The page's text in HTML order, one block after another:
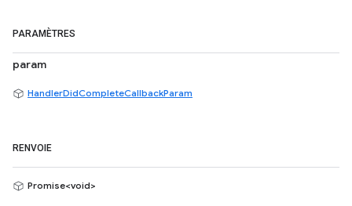
PARAMÈTRES
param
HandlerDidCompleteCallbackParam
RENVOIE
Promise<void>